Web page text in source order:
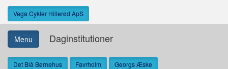
Vega Cykler Hillerød ApS
Menu Daginstitutioner
Det Blå Børnehus Favrholm
Georgs Æske